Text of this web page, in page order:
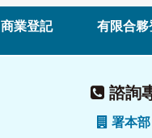
商業登記 有限合夥
諮詢
署